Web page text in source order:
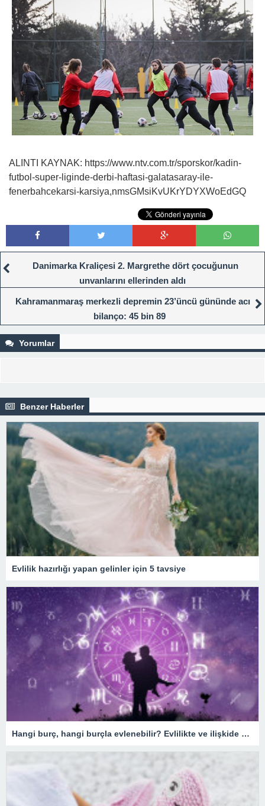
ALINTI KAYNAK: https://www.ntv.com.tr/sporskor/kadin-
futbol-super-liginde-derbi-haftasi-galatasaray-ile-
fenerbahcekarsi-karsiya,nmsGMsiKvUKrYDYXWoEdGQ
Danimarka Kraliçesi 2. Margrethe dört çocuğunun
unvanlarını ellerinden aldı
Kahramanmaraş merkezli depremin 23’üncü gününde acı
bilanço: 45 bin 89
Yorumlar
Benzer Haberler
Evlilik hazırlığı yapan gelinler için 5 tavsiye
Hangi burç, hangi burçla evlenebilir? Evlilikte ve ilişkide burç uyumu